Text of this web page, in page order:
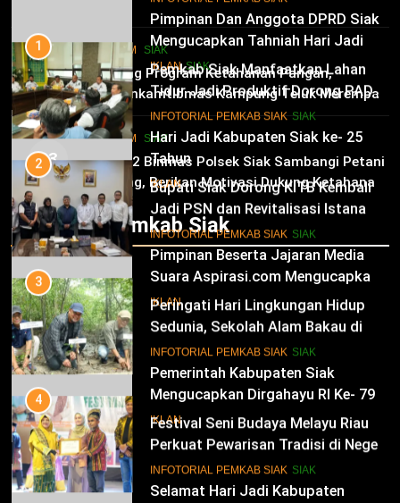
Pimpinan Dan Anggota DPRD Siak
Mengucapkan Tahniah Hari Jadi
Kabupaten Siak Ke-25 Tahun
IKLAN SIAK
11
Hari Jadi Kabupaten Siak ke- 25
Tahun
IKLAN
12
Pimpinan Beserta Jajaran Media
Suara Aspirasi.com Mengucapkan
Selamat HUT RI Ke-79
IKLAN
13
Pemerintah Kabupaten Siak
Mengucapkan Dirgahayu RI Ke- 79
IKLAN
14
Selamat Hari Jadi Kabupaten
02
HUKRIM SIAK
Dukung Program Ketahanan Pangan,
Bhabinkamtibmas Kampung Teluk Merempan
Tinjau Tanaman Jagung Waga
03
HUKRIM SIAK
Panit 2 Binmas Polsek Siak Sambangi Petani
Jagung, Berikan Motivasi Dukung Ketahanan
Pangan Nasional
Infotorial Pemkab Siak
1
Pemkab Siak Manfaatkan Lahan
Tidur Jadi Produktif Dorong PAD
dan Kesejahteraan Warga
INFOTORIAL PEMKAB SIAK SIAK
2
Bupati Siak Dorong KITB Kembali
Jadi PSN dan Revitalisasi Istana
Kesultanan Siak
INFOTORIAL PEMKAB SIAK SIAK
3
Peringati Hari Lingkungan Hidup
Sedunia, Sekolah Alam Bakau di
Siak Cetak Generasi Penjaga
Pesisir
INFOTORIAL PEMKAB SIAK SIAK
4
Festival Seni Budaya Melayu Riau
Perkuat Pewarisan Tradisi di Negeri
Istana
INFOTORIAL PEMKAB SIAK SIAK